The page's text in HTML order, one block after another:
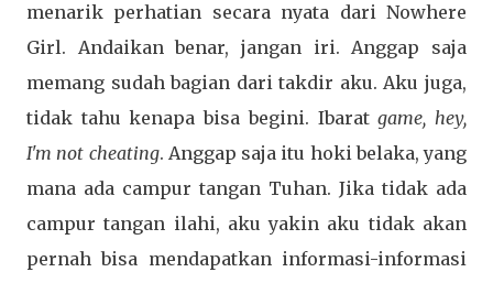
menarik perhatian secara nyata dari Nowhere
Girl. Andaikan benar, jangan iri. Anggap saja
memang sudah bagian dari takdir aku. Aku juga,
tidak tahu kenapa bisa begini. Ibaratgame, hey,
I'm not cheating. Anggap saja itu hoki belaka, yang
mana ada campur tangan Tuhan. Jika tidak ada
campur tangan ilahi, aku yakin aku tidak akan
pernah bisa mendapatkan informasi-informasi